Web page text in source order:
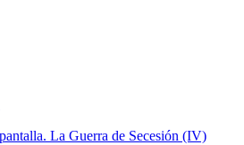
La Guerra de Secesión (IV)